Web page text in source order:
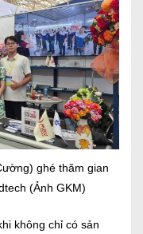
ghé thăm gian
(Ảnh GKM)
không chỉ có sản